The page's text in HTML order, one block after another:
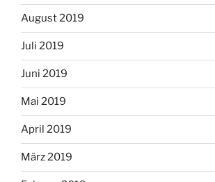
August 2019
Juli 2019
Juni 2019
Mai 2019
April 2019
März 2019